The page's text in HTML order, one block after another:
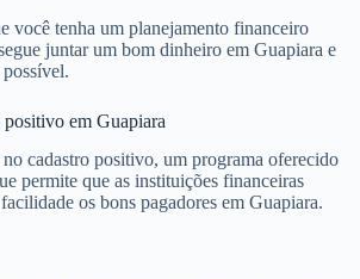
você tenha um planejamento financeiro
juntar um bom dinheiro em Guapiara e
em Guapiara
cadastro positivo, um programa oferecido
permite que as instituições financeiras
os bons pagadores em Guapiara.